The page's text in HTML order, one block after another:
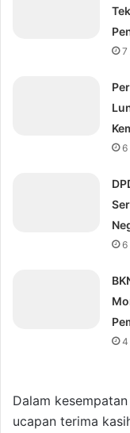
7
6
6
4
Dalam
ucapan terima